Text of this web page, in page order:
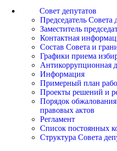
Совет депутатов
Председатель Совета
Заместитель
Контактная
Состав Совета и
Графики приема
Антикоррупционная
Информация
Примерный план
Проекты решений и
Порядок
правовых актов
Регламент
Список постоянных
Структура Совета